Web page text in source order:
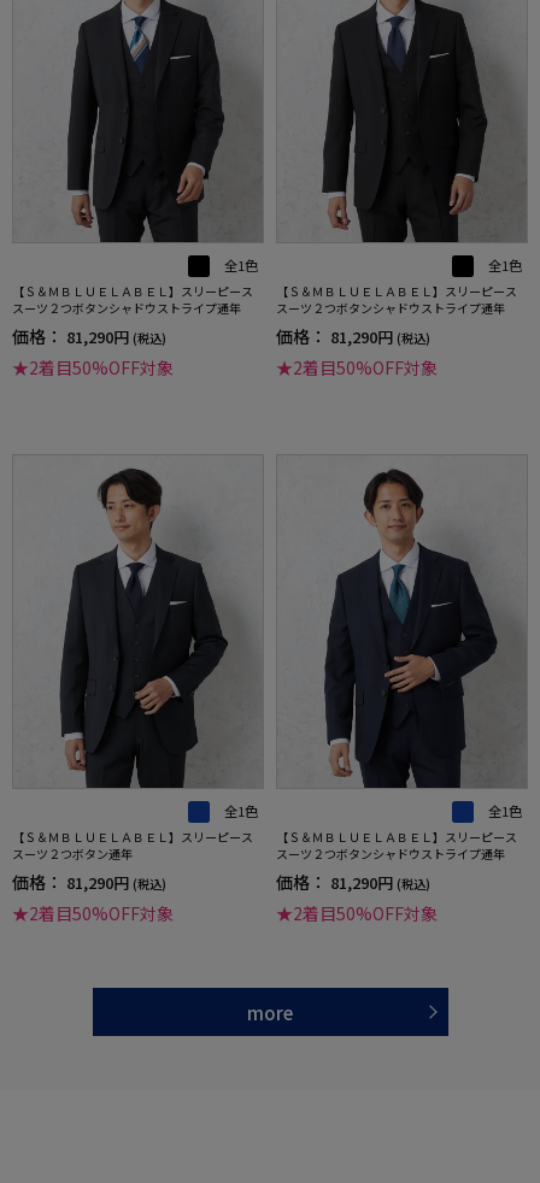
全1色
【Ｓ＆ＭＢＬＵＥＬＡＢＥＬ】スリーピース
スーツ２つボタンシャドウストライプ通年
価格： 81,290円 (税込)
★2着目50%OFF対象
全1色
【Ｓ＆ＭＢＬＵＥＬＡＢＥＬ】スリーピース
スーツ２つボタンシャドウストライプ通年
価格： 81,290円 (税込)
★2着目50%OFF対象
全1色
【Ｓ＆ＭＢＬＵＥＬＡＢＥＬ】スリーピース
スーツ２つボタン通年
価格： 81,290円 (税込)
★2着目50%OFF対象
全1色
【Ｓ＆ＭＢＬＵＥＬＡＢＥＬ】スリーピース
スーツ２つボタンシャドウストライプ通年
価格： 81,290円 (税込)
★2着目50%OFF対象
more